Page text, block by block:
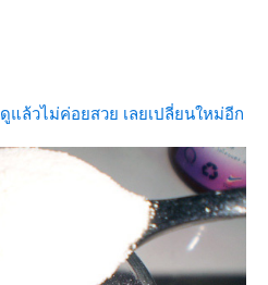
แล้วไม่ค่อยสวย เลยเปลี่ยนใหม่อีก